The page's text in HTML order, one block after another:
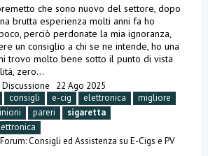
che sono nuovo del settore, dopo
brutta esperienza molti anni fa ho
perciò perdonate la mia ignoranza,
un consiglio a chi se ne intende, ho una
trovo molto bene sotto il punto di vista
zero...
Discussione
22 Ago 2025
consigli e-cig elettronica
migliore
pareri
sigaretta
Forum:Consigli ed Assistenza su E-Cigs e PV